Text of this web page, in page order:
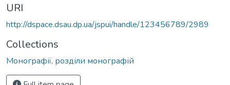
URI
http://dspace.dsau.dp.ua/jspui/handle/123456789/2989
Collections
Монографії, розділи монографій